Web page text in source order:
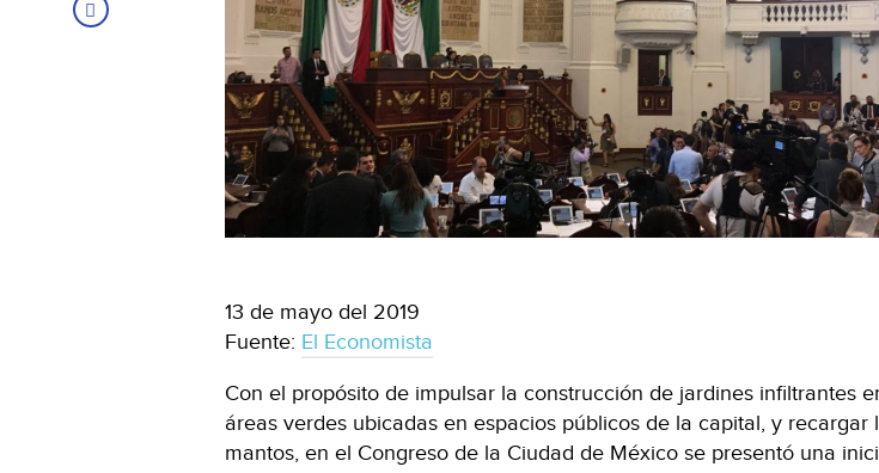
13 de mayo del 2019
Fuente: El Economista
Con el propósito de impulsar la construcción de jardines infiltrantes
áreas verdes ubicadas en espacios públicos de la capital, y recargar
mantos, en el Congreso de la Ciudad de México se presentó una